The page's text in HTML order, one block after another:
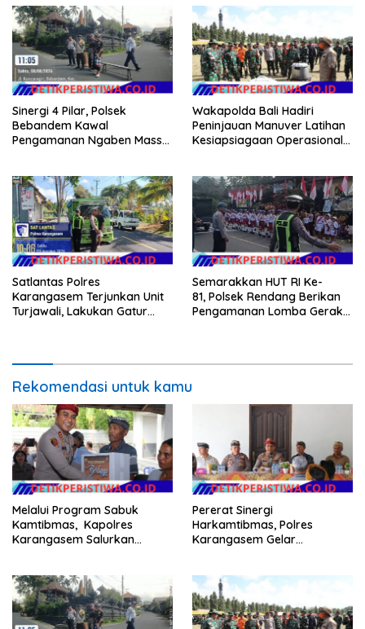
Sinergi 4 Pilar, Polsek
Bebandem Kawal
Pengamanan Ngaben Massal
Wakapolda Bali Hadiri
Peninjauan Manuver Latihan
Kesiapsiagaan Operasional
Satlantas Polres
Karangasem Terjunkan Unit
Turjawali, Lakukan Gatur
Semarakkan HUT RI Ke-
81, Polsek Rendang Berikan
Pengamanan Lomba Gerak
Rekomendasi untuk kamu
Melalui Program Sabuk
Kamtibmas, Kapolres
Karangasem Salurkan
Pererat Sinergi
Harkamtibmas, Polres
Karangasem Gelar